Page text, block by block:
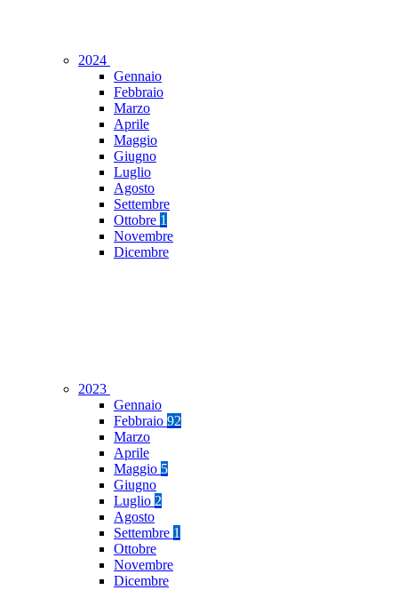
2024
Gennaio
Febbraio
Marzo
Aprile
Maggio
Giugno
Luglio
Agosto
Settembre
Ottobre 1
Novembre
Dicembre
2023
Gennaio
Febbraio 92
Marzo
Aprile
Maggio 5
Giugno
Luglio 2
Agosto
Settembre 1
Ottobre
Novembre
Dicembre